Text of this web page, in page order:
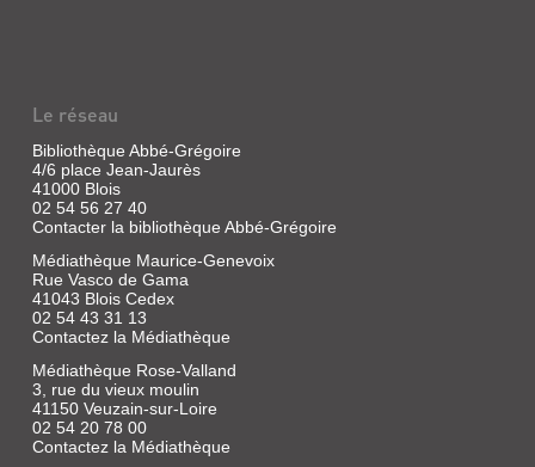
PERFECT
WORLD
PERFECT
WORLD
[3]
Aruga,
Rie
le
lapin
ailé,
vit
avec
ses
de
joyeux
animaux,
dans
le
des
Pounipounis
en
haut
d'une
Le réseau
Bibliothèque Abbé-Grégoire
4/6 place Jean-Jaurès
41000 Blois
02 54 56 27 40
Contacter la bibliothèque Abbé-Grégoire
Médiathèque Maurice-Genevoix
Rue Vasco de Gama
41043 Blois Cedex
02 54 43 31 13
Contactez la Médiathèque
Médiathèque Rose-Valland
3, rue du vieux moulin
41150 Veuzain-sur-Loire
02 54 20 78 00
Contactez la Médiathèque